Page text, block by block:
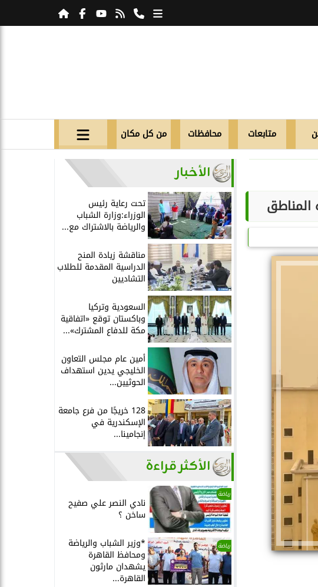
متابعات محافظات من كل مكان
المناطق
الأخبار
تحت رعاية رئيس
الوزراء:وزارة الشباب
والرياضة بالاشتراك مع...
مناقشة زيادة المنح
الدراسية المقدمة للطلاب
التشاديين
السعودية وتركيا
وباكستان توقع «اتفاقية
مكة للدفاع المشترك»...
أمين عام مجلس التعاون
الخليجي يدين استهداف
الحوثيين...
128 خريجًا من فرع جامعة
الإسكندرية في
إنجامينا...
الأكثر قراءة
رياضة
نادي النصر علي صفيح
ساخن ؟
رياضة *وزير الشباب والرياضة
ومحافظ القاهرة
يشهدان مارثون
القاهرة...